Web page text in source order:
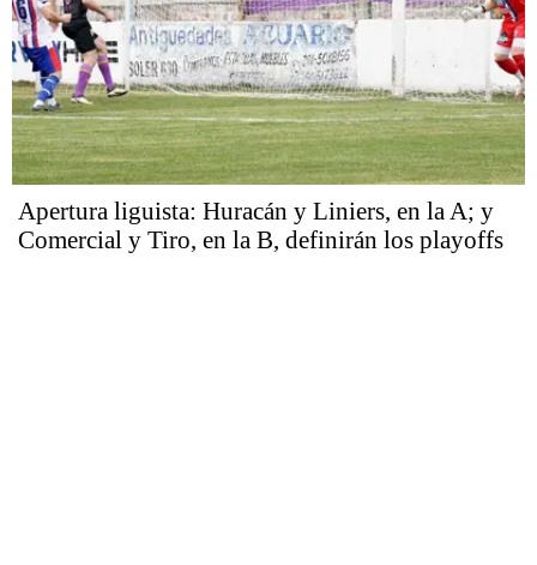
Apertura liguista: Huracán y Liniers, en la A; y
Comercial y Tiro, en la B, definirán los playoffs